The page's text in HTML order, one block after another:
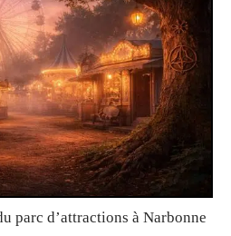
parc d’attractions à Narbonne